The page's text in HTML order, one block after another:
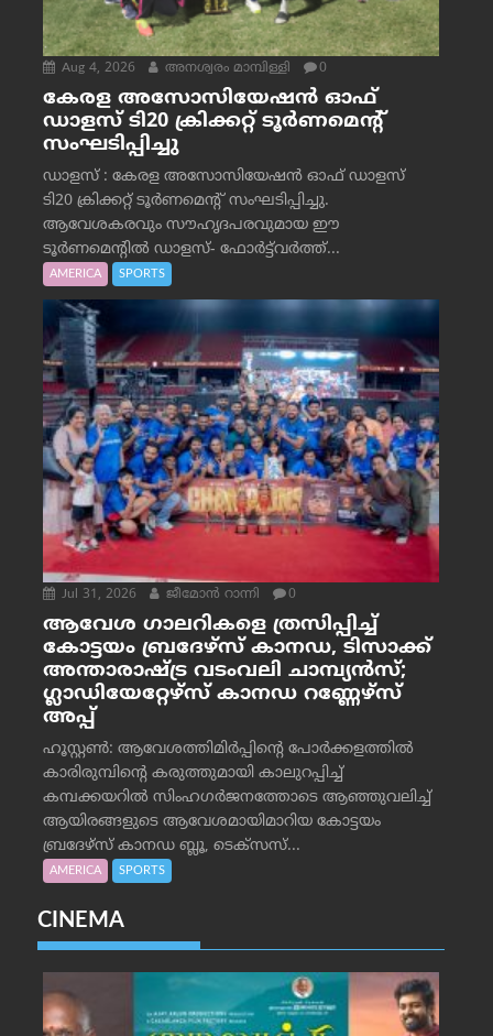
Aug 4, 2026 അനശ്വരം മാമ്പിള്ളി 0
കേരള അസോസിയേഷൻ ഓഫ്
ഡാളസ് ടി20 ക്രിക്കറ്റ് ടൂർണമെന്റ്
സംഘടിപ്പിച്ചു
ഡാളസ് : കേരള അസോസിയേഷൻ ഓഫ് ഡാളസ്
ടി20 ക്രിക്കറ്റ് ടൂർണമെന്റ് സംഘടിപ്പിച്ചു.
ആവേശകരവും സൗഹൃദപരവുമായ ഈ
ടൂർണമെന്റിൽ ഡാളസ്- ഫോർട്ട്‌വര്‍ത്ത്...
AMERICA SPORTS
Jul 31, 2026 ജീമോന്‍ റാന്നി 0
ആവേശ ഗാലറികളെ ത്രസിപ്പിച്ച്
കോട്ടയം ബ്രദേഴ്‌സ് കാനഡ, ടിസാക്ക്
അന്താരാഷ്ട്ര വടംവലി ചാമ്പ്യന്‍സ്;
ഗ്ലാഡിയേറ്റേഴ്‌സ് കാനഡ റണ്ണേഴ്‌സ്
അപ്പ്
ഹൂസ്റ്റണ്‍: ആവേശത്തിമിര്‍പ്പിന്റെ പോര്‍ക്കളത്തില്‍
കാരിരുമ്പിന്റെ കരുത്തുമായി കാലുറപ്പിച്ച്
കമ്പക്കയറില്‍ സിംഹഗര്‍ജനത്തോടെ ആഞ്ഞുവലിച്ച്
ആയിരങ്ങളുടെ ആവേശമായിമാറിയ കോട്ടയം
ബ്രദേഴ്‌സ് കാനഡ ബ്ലൂ, ടെക്‌സസ്...
AMERICA SPORTS
CINEMA